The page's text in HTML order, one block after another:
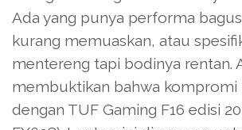
Ada yang punya performa
kurang memuaskan, atau
mentereng tapi bodinya rentan.
membuktikan bahwa
dengan TUF Gaming F16 edisi